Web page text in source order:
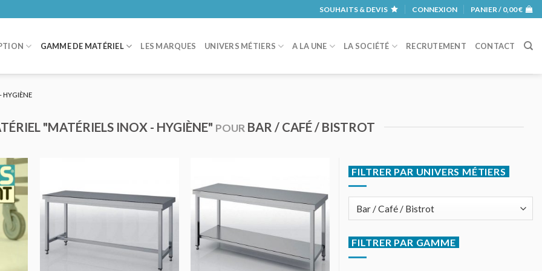
SOUHAITS & DEVIS CONNEXION PANIER / 0,00€
GAMME DE MATÉRIEL LES MARQUES UNIVERS MÉTIERS A LA UNE LA SOCIÉTÉ RECRUTEMENT CONTACT
HYGIÈNE
"MATÉRIELS INOX - HYGIÈNE" POUR BAR / CAFÉ / BISTROT
AU DEVIS
AJOUTER
AU DEVIS
FILTRER PAR UNIVERS MÉTIERS
FILTRER PAR GAMME